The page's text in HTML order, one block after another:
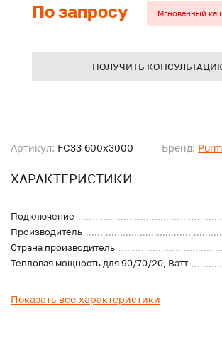
Артикул: FC33 600x3000 Бренд:
ХАРАКТЕРИСТИКИ
Подключение
Производитель
Страна производитель
Тепловая мощность для 90/70/20, Ватт
Показать все характеристики
По запросу Мгновенный
ПОЛУЧИТЬ